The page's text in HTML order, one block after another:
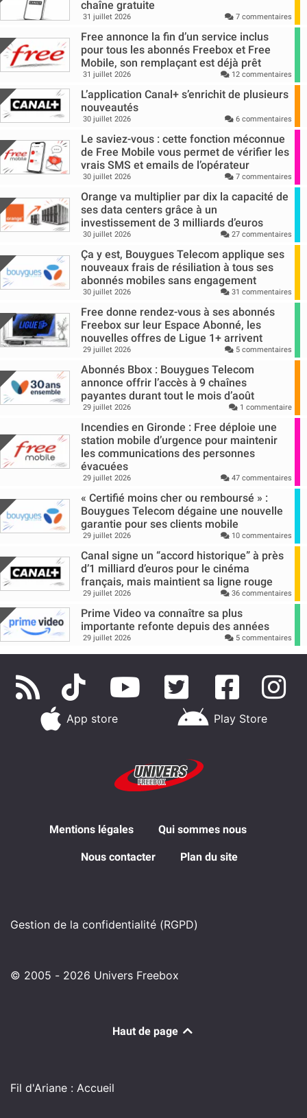
chaîne gratuite
31 juillet 2026 7 commentaires
Free annonce la fin d’un service inclus
pour tous les abonnés Freebox et Free
Mobile, son remplaçant est déjà prêt
31 juillet 2026 12 commentaires
L’application Canal+ s’enrichit de plusieurs
nouveautés
30 juillet 2026 6 commentaires
Le saviez-vous : cette fonction méconnue
de Free Mobile vous permet de vérifier les
vrais SMS et emails de l’opérateur
30 juillet 2026 7 commentaires
Orange va multiplier par dix la capacité de
ses data centers grâce à un
investissement de 3 milliards d’euros
30 juillet 2026 27 commentaires
Ça y est, Bouygues Telecom applique ses
nouveaux frais de résiliation à tous ses
abonnés mobiles sans engagement
30 juillet 2026 31 commentaires
Free donne rendez-vous à ses abonnés
Freebox sur leur Espace Abonné, les
nouvelles offres de Ligue 1+ arrivent
29 juillet 2026 5 commentaires
Abonnés Bbox : Bouygues Telecom
annonce offrir l’accès à 9 chaînes
payantes durant tout le mois d’août
29 juillet 2026 1 commentaire
Incendies en Gironde : Free déploie une
station mobile d’urgence pour maintenir
les communications des personnes
évacuées
29 juillet 2026 47 commentaires
« Certifié moins cher ou remboursé » :
Bouygues Telecom dégaine une nouvelle
garantie pour ses clients mobile
29 juillet 2026 10 commentaires
Canal signe un “accord historique” à près
d’1 milliard d’euros pour le cinéma
français, mais maintient sa ligne rouge
29 juillet 2026 36 commentaires
Prime Video va connaître sa plus
importante refonte depuis des années
29 juillet 2026 5 commentaires
App store Play Store
Mentions légales Qui sommes nous
Nous contacter Plan du site
Gestion de la confidentialité (RGPD)
© 2005 - 2026 Univers Freebox
Haut de page
Fil d'Ariane : Accueil